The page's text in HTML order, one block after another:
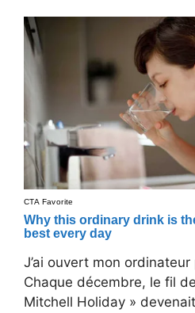
J’ai ouvert mon
Chaque décembre, le fil
Mitchell Holiday »